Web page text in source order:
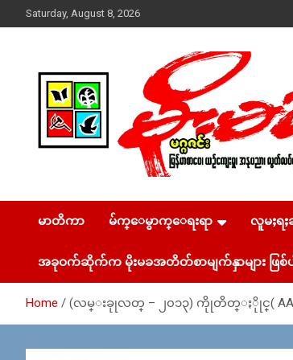
to
Saturday, August 8, 2026
MoeMaKa
News & Media
ယ္ေရး – အမွတ္ ၂၅၄၊ ပထပ္၊ လမ္း ၄၀၊ ေက်ာက္တံတ
(ဖုုံး – ၀၉ ၂၅၂ ၂၄၉ ၀၉၄ ၊ ၀၉ ၄၂၁ ၇၄၃ ၇၅၃ ၊ ၀
ျဖန္႔ခ်ိေရး – ဆိပ္ကမ္းသာစာေပ – အမွတ္ ၁၃ / ၃
လာဇာေစ်းသစ္ ။ ၀၉ ၇၈၆၈၃၇ ၃၀၅ / ၀၉ ၉၆၃၆၉၉
မာတိကာ မ်က္ေမွာက္ေရးရာ လူမႈရ
အခုဝက်ဆိုက်က မိုးမခအတိတ်စာမျက်နှာများ ဖြစ်ပ
Home (လမ္းခုုလတ္ – ၂၀၁၃) ကိုုတိတ္ႏိုုင္(